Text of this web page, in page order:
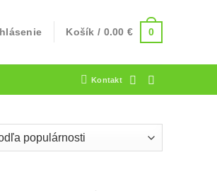
Košík / 0.00€ 0
Kontakt